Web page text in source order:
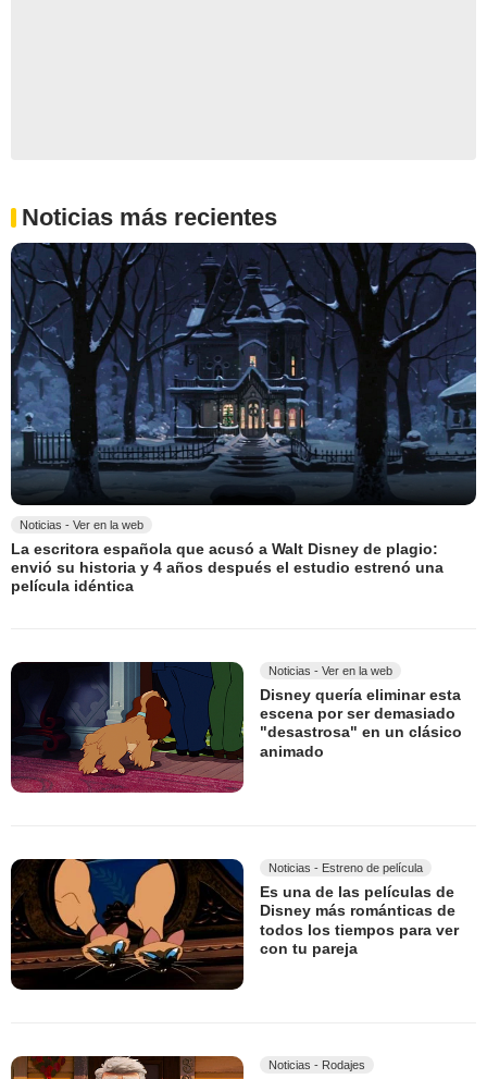
Noticias más recientes
Noticias - Ver en la web
La escritora española que acusó a Walt Disney de plagio:
envió su historia y 4 años después el estudio estrenó una
película idéntica
Noticias - Ver en la web
Disney quería eliminar esta
escena por ser demasiado
"desastrosa" en un clásico
animado
Noticias - Estreno de película
Es una de las películas de
Disney más románticas de
todos los tiempos para ver
con tu pareja
Noticias - Rodajes